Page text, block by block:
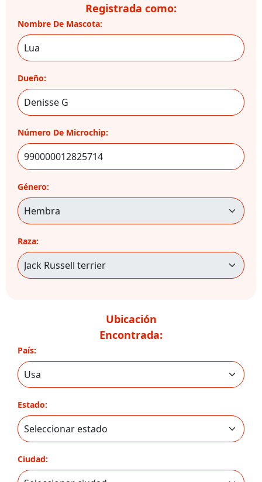
Registrada como:
Nombre De Mascota:
Dueño:
Número De Microchip:
Género:
Raza:
Ubicación
Encontrada:
País:
Estado:
Ciudad: